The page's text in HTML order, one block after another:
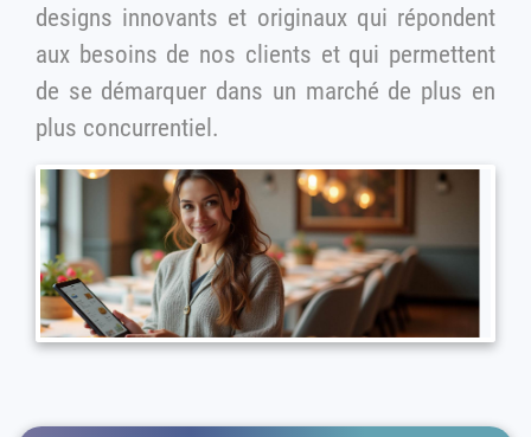
designs innovants et originaux qui répondent
aux besoins de nos clients et qui permettent
de se démarquer dans un marché de plus en
plus concurrentiel.